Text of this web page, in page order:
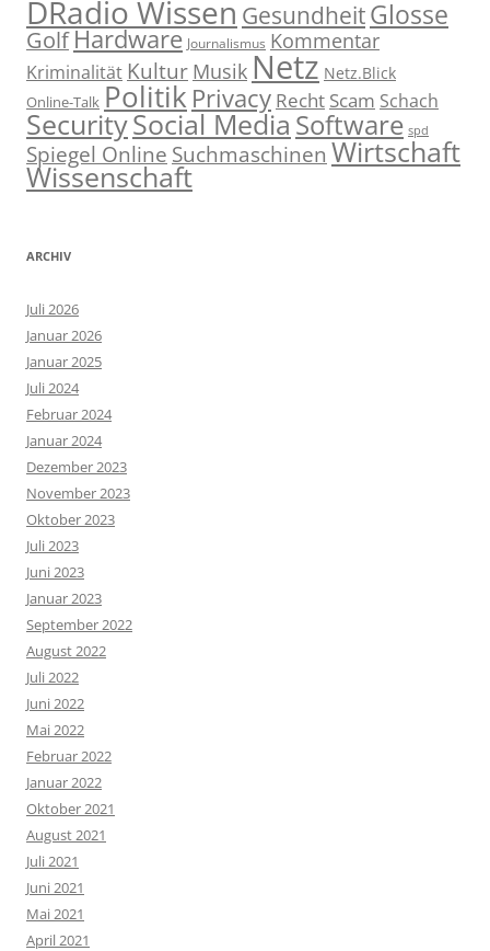
DRadio Wissen GesundheitGlosse
GolfHardware Journalismus Kommentar
Kriminalität Kultur Musik Netz Netz.Blick
Online-Talk Politik Privacy Recht Scam Schach
SecuritySocial Media Software spd
Spiegel Online Suchmaschinen Wirtschaft
Wissenschaft
ARCHIV
Juli 2026
Januar 2026
Januar 2025
Juli 2024
Februar 2024
Januar 2024
Dezember 2023
November 2023
Oktober 2023
Juli 2023
Juni 2023
Januar 2023
September 2022
August 2022
Juli 2022
Juni 2022
Mai 2022
Februar 2022
Januar 2022
Oktober 2021
August 2021
Juli 2021
Juni 2021
Mai 2021
April 2021